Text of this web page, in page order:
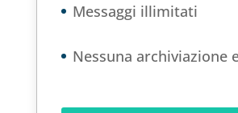
Messaggi illimitati
Nessuna archiviazione